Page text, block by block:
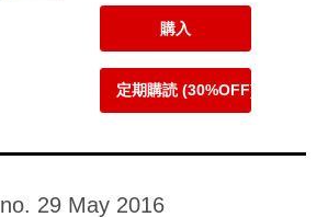
購入
定期購読 (30%OFF)
no. 29 May 2016